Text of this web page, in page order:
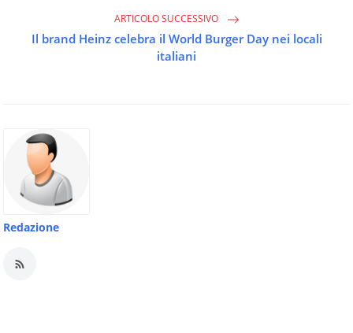
ARTICOLO SUCCESSIVO
Il brand Heinz celebra il World Burger Day nei locali
italiani
Redazione